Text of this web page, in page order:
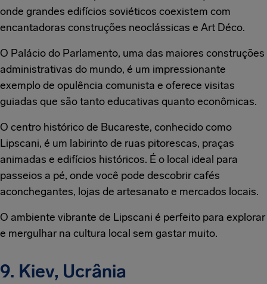
onde grandes edifícios soviéticos coexistem com
encantadoras construções neoclássicas e Art Déco.
O Palácio do Parlamento, uma das maiores construções
administrativas do mundo, é um impressionante
exemplo de opulência comunista e oferece visitas
guiadas que são tanto educativas quanto econômicas.
O centro histórico de Bucareste, conhecido como
Lipscani, é um labirinto de ruas pitorescas, praças
animadas e edifícios históricos. É o local ideal para
passeios a pé, onde você pode descobrir cafés
aconchegantes, lojas de artesanato e mercados locais.
O ambiente vibrante de Lipscani é perfeito para explorar
e mergulhar na cultura local sem gastar muito.
9. Kiev, Ucrânia